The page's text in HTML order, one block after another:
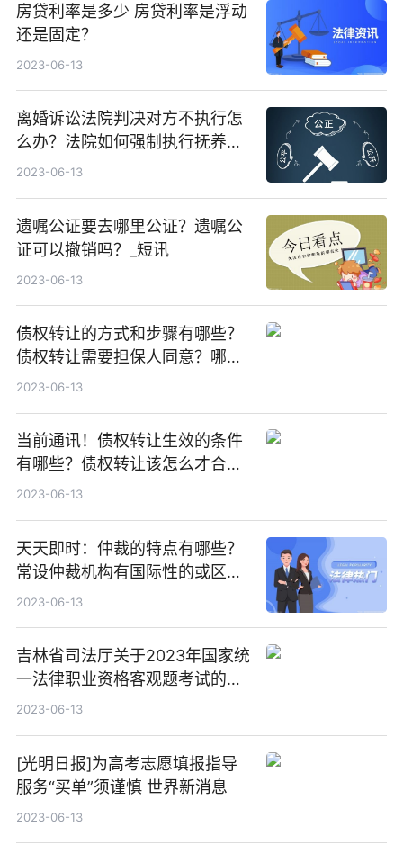
房贷利率是多少 房贷利率是浮动
还是固定？
2023-06-13
离婚诉讼法院判决对方不执行怎
么办？法院如何强制执行抚养
费？
2023-06-13
遗嘱公证要去哪里公证？遗嘱公
证可以撤销吗？_短讯
2023-06-13
债权转让的方式和步骤有哪些？
债权转让需要担保人同意？哪些
情形债权人不得进行债权转让？
2023-06-13
当前通讯！债权转让生效的条件
有哪些？债权转让该怎么才合
法？
2023-06-13
天天即时：仲裁的特点有哪些？
常设仲裁机构有国际性的或区域
性的吗？
2023-06-13
吉林省司法厅关于2023年国家统
一法律职业资格客观题考试的公
告
2023-06-13
[光明日报]为高考志愿填报指导
服务“买单”须谨慎 世界新消息
2023-06-13